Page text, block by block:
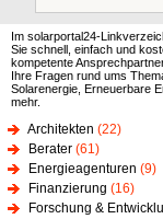
Im solarportal24-
Sie schnell, einfach und
kompetente
Ihre Fragen rund ums
Solarenergie, Erneuerbare
mehr.
Architekten (22)
Berater (61)
Energieagenturen (9)
Finanzierung (16)
Forschung &